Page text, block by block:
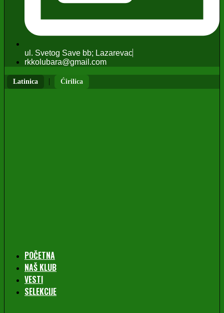
ul. Svetog Save bb; Lazarevac
rkkolubara@gmail.com
Latinica | Ćirilica
POČETNA
NAŠ KLUB
VESTI
SELEKCIJE